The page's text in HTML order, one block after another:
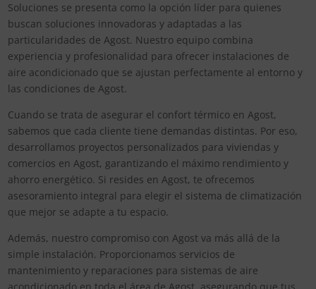
Soluciones se presenta como la opción líder para quienes
buscan soluciones innovadoras y adaptadas a las
particularidades de Agost. Nuestro equipo combina
experiencia y profesionalidad para ofrecer instalaciones de
aire acondicionado que se ajustan perfectamente al entorno y
las condiciones de Agost.
Cuando se trata de asegurar el confort térmico en Agost,
sabemos que cada cliente tiene demandas distintas. Por eso,
desarrollamos proyectos personalizados para viviendas y
comercios en Agost, garantizando el máximo rendimiento y
ahorro energético. Si resides en Agost, te ofrecemos
asesoramiento integral para elegir el sistema de climatización
que mejor se adapte a tu espacio.
Además, nuestro compromiso con Agost va más allá de la
simple instalación. Proporcionamos servicios de
mantenimiento y reparaciones para sistemas de aire